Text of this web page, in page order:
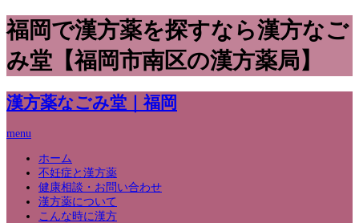
福岡で漢方薬を探すなら漢方なご
み堂【福岡市南区の漢方薬局】
漢方薬なごみ堂｜福岡
menu
ホーム
不妊症と漢方薬
健康相談・お問い合わせ
漢方薬について
こんな時に漢方